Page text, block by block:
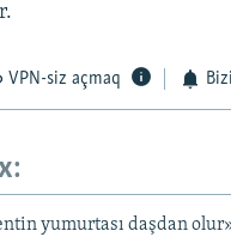
VPN-siz açmaq
yumurtası daşdan